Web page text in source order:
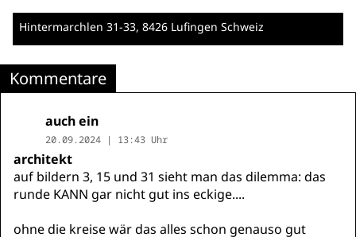
Hintermarchlen 31-33, 8426 Lufingen Schweiz
Kommentare
auch ein
20.09.2024 | 13:43 Uhr
architekt
auf bildern 3, 15 und 31 sieht man das dilemma: das
runde KANN gar nicht gut ins eckige....
ohne die kreise wär das alles schon genauso gut